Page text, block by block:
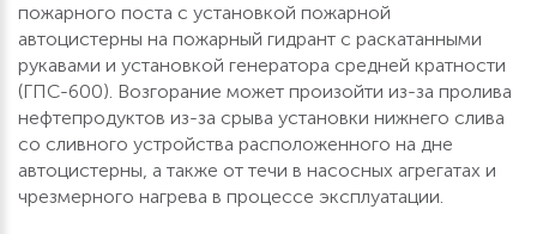
пожарного поста с установкой пожарной
автоцистерны на пожарный гидрант с раскатанными
рукавами и установкой генератора средней кратности
(ГПС-600). Возгорание может произойти из-за пролива
нефтепродуктов из-за срыва установки нижнего слива
со сливного устройства расположенного на дне
автоцистерны, а также от течи в насосных агрегатах и
чрезмерного нагрева в процессе эксплуатации.